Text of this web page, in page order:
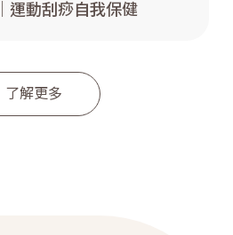
運動刮痧自我保健
了解更多